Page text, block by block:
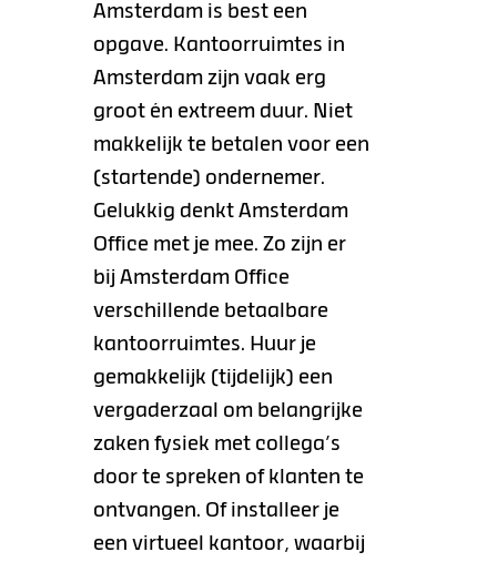
Amsterdam is best een
opgave. Kantoorruimtes in
Amsterdam zijn vaak erg
groot én extreem duur. Niet
makkelijk te betalen voor een
(startende) ondernemer.
Gelukkig denkt Amsterdam
Office met je mee. Zo zijn er
bij Amsterdam Office
verschillende betaalbare
kantoorruimtes. Huur je
gemakkelijk (tijdelijk) een
vergaderzaal om belangrijke
zaken fysiek met collega’s
door te spreken of klanten te
ontvangen. Of installeer je
een virtueel kantoor, waarbij